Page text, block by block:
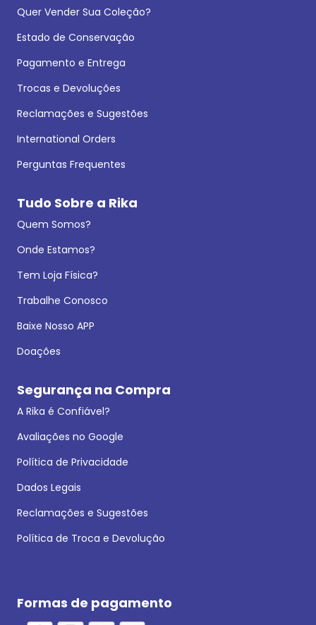
Quer Vender Sua Coleção?
Estado de Conservação
Pagamento e Entrega
Trocas e Devoluções
Reclamações e Sugestões
International Orders
Perguntas Frequentes
Tudo Sobre a Rika
Quem Somos?
Onde Estamos?
Tem Loja Física?
Trabalhe Conosco
Baixe Nosso APP
Doações
Segurança na Compra
A Rika é Confiável?
Avaliações no Google
Política de Privacidade
Dados Legais
Reclamações e Sugestões
Política de Troca e Devolução
Formas de pagamento